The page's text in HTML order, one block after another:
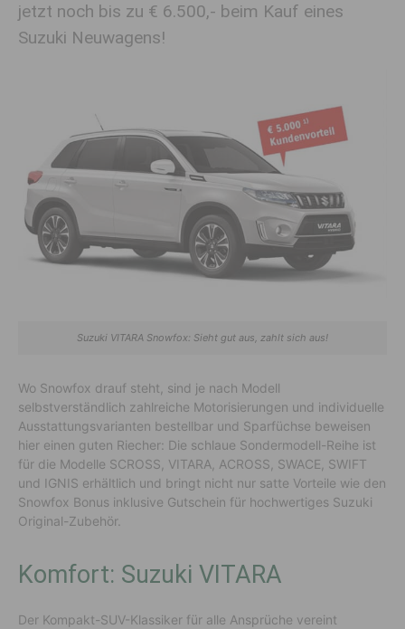
jetzt noch bis zu € 6.500,- beim Kauf eines
Suzuki Neuwagens!
Suzuki VITARA Snowfox: Sieht gut aus, zahlt sich aus!
Wo Snowfox drauf steht, sind je nach Modell
selbstverständlich zahlreiche Motorisierungen und individuelle
Ausstattungsvarianten bestellbar und Sparfüchse beweisen
hier einen guten Riecher: Die schlaue Sondermodell-Reihe ist
für die Modelle SCROSS, VITARA, ACROSS, SWACE, SWIFT
und IGNIS erhältlich und bringt nicht nur satte Vorteile wie den
Snowfox Bonus inklusive Gutschein für hochwertiges Suzuki
Original-Zubehör.
Komfort: Suzuki VITARA
Der Kompakt-SUV-Klassiker für alle Ansprüche vereint